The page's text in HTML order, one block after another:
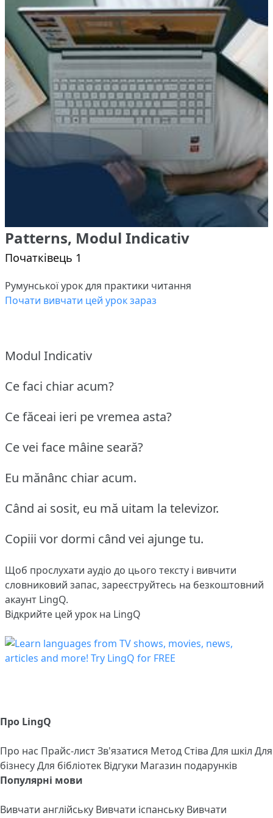
Patterns, Modul Indicativ
Початківець 1
Румунської урок для практики читання
Почати вивчати цей урок зараз
Modul Indicativ
Ce faci chiar acum?
Ce făceai ieri pe vremea asta?
Ce vei face mâine seară?
Eu mănânc chiar acum.
Când ai sosit, eu mă uitam la televizor.
Copiii vor dormi când vei ajunge tu.
Щоб прослухати аудіо до цього тексту і вивчити
словниковий запас, зареєструйтесь на безкоштовний
акаунт LingQ.
Відкрийте цей урок на LingQ
Про LingQ
Про нас Прайс-листЗв'язатися Метод Стіва Для шкіл Для
бізнесуДля бібліотек Відгуки Магазин подарунків
Популярні мови
Вивчати англійську Вивчати іспанську Вивчати